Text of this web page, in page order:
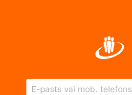
E-pasts vai mob. telefons